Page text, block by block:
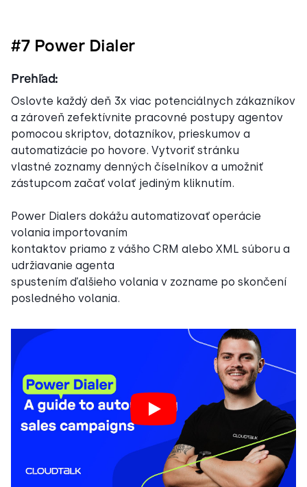
#7 Power Dialer
Prehľad:
Oslovte každý deň 3x viac potenciálnych zákazníkov
a zároveň zefektívnite pracovné postupy agentov
pomocou skriptov, dotazníkov, prieskumov a
automatizácie po hovore. Vytvoriť stránku
vlastné zoznamy denných číselníkov a umožniť
zástupcom začať volať jediným kliknutím.
Power Dialers dokážu automatizovať operácie
volania importovaním
kontaktov priamo z vášho CRM alebo XML súboru a
udržiavanie agenta
spustením ďalšieho volania v zozname po skončení
posledného volania.